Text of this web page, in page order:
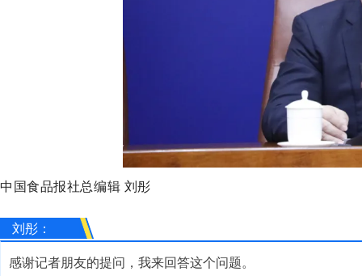
中国食品报社总编辑 刘彤
刘彤：
感谢记者朋友的提问，我来回答这个问题。